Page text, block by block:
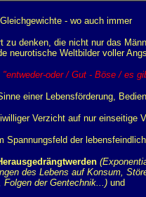
- wo auch immer
zu denken, die nicht nur das
neurotische Weltbilder voller
"entweder-oder / Gut - Böse / es
einer Lebensförderung,
Verzicht auf nur einseitige
Spannungsfeld der
des Lebens auf Konsum,
Folgen der Gentechnik...) und